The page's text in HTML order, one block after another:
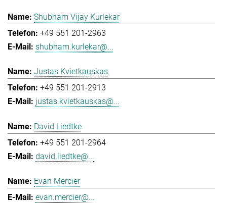
Shubham Vijay Kurlekar
+49 551 201-2963
shubham.kurlekar@...
Justas Kvietkauskas
+49 551 201-2913
justas.kvietkauskas@...
David Liedtke
+49 551 201-2964
david.liedtke@...
Evan Mercier
evan.mercier@...